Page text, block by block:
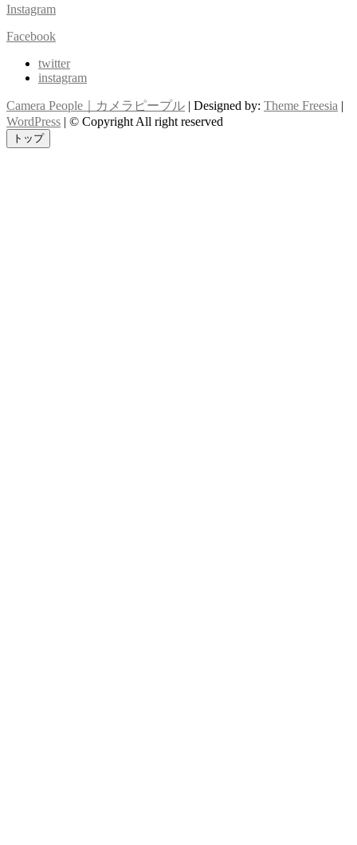
Instagram
Facebook
twitter
instagram
Camera People｜カメラピープル | Designed by: Theme Freesia |
WordPress | © Copyright All right reserved
トップ